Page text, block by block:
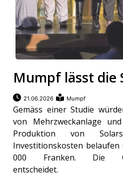
Mumpf lässt die
21.06.2026 Mumpf
Gemäss einer Studie
von Mehrzweckanlage
Produktion von
Investitionskosten belaufen
000 Franken. Die
entscheidet.